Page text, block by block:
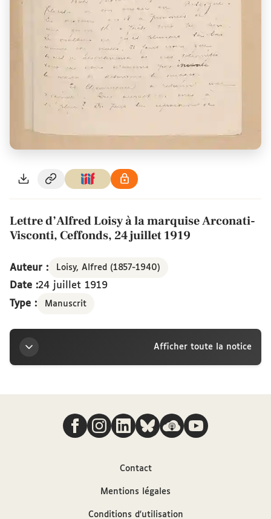
Lettre d’Alfred Loisy à la marquise Arconati-
Visconti, Ceffonds, 24 juillet 1919
Auteur : Loisy, Alfred (1857-1940)
Date :24 juillet 1919
Type :
Manuscrit
Afficher toute la notice
Titre
Lettre d’Alfred Loisy à la marquise Arconati-
Visconti, Ceffonds, 24 juillet 1919
Nous suivre
Contact
Mentions légales
Conditions d'utilisation